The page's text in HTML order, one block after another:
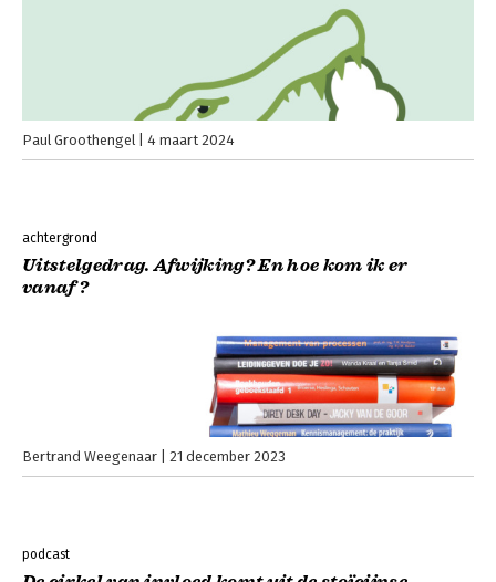
Paul Groothengel 4 maart 2024
achtergrond
Uitstelgedrag. Afwijking? En hoe kom ik er
vanaf?
Bertrand Weegenaar 21 december 2023
podcast